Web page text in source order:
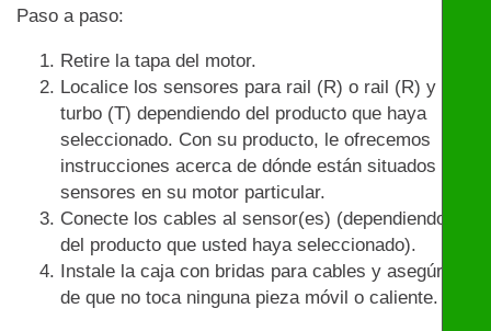
Paso a paso:
Retire la tapa del motor.
Localice los sensores para rail (R) o rail (R) y
turbo (T) dependiendo del producto que haya
seleccionado. Con su producto, le ofrecemos
instrucciones acerca de dónde están situados los
sensores en su motor particular.
Conecte los cables al sensor(es) (dependiendo
del producto que usted haya seleccionado).
Instale la caja con bridas para cables y asegúrese
de que no toca ninguna pieza móvil o caliente.